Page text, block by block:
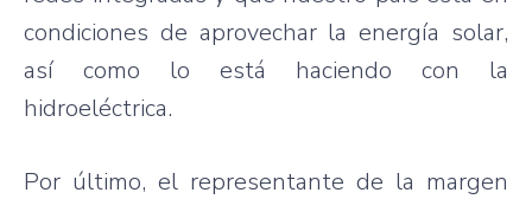
condiciones de aprovechar la energía solar,
así como lo está haciendo con la
hidroeléctrica.
Por último, el representante de la margen